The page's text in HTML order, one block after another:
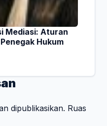
Mediasi: Aturan
Hukum
dipublikasikan. Ruas